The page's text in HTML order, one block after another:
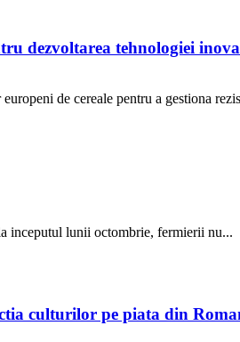
dezvoltarea tehnologiei
de cereale pentru a gestiona
inceputul lunii octombrie, fermierii nu...
culturilor pe piata din